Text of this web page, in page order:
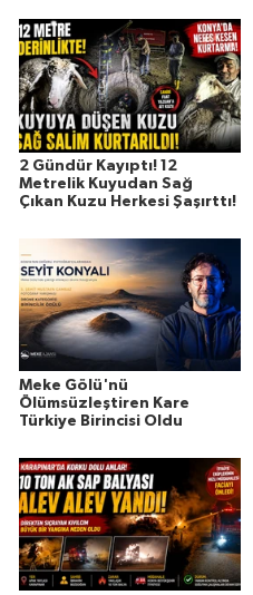
2 Gündür Kayıptı! 12
Metrelik Kuyudan Sağ
Çıkan Kuzu Herkesi Şaşırttı!
Meke Gölü'nü
Ölümsüzleştiren Kare
Türkiye Birincisi Oldu